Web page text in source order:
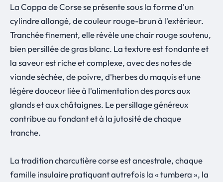
La Coppa de Corse se présente sous la forme d'un
cylindre allongé, de couleur rouge-brun à l'extérieur.
Tranchée finement, elle révèle une chair rouge soutenu,
bien persillée de gras blanc. La texture est fondante et
la saveur est riche et complexe, avec des notes de
viande séchée, de poivre, d'herbes du maquis et une
légère douceur liée à l'alimentation des porcs aux
glands et aux châtaignes. Le persillage généreux
contribue au fondant et à la jutosité de chaque
tranche.
La tradition charcutière corse est ancestrale, chaque
famille insulaire pratiquant autrefois la « tumbera », la